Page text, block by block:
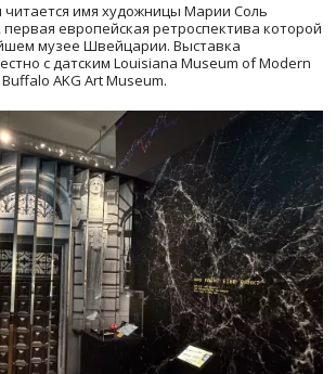
читается имя художницы Марии Соль
первая европейская ретроспектива которой
музее Швейцарии. Выставка
с датским Louisiana Museum of Modern
AKG Art Museum.